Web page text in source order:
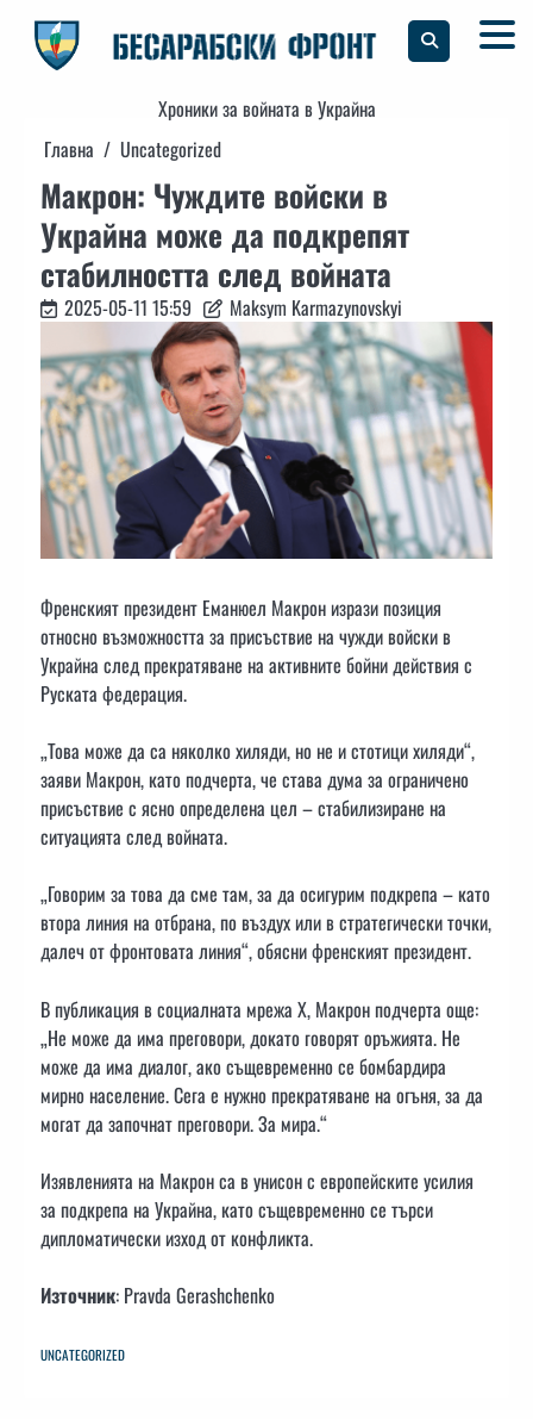
content
Хроники за войната в Украйна
Главна
Uncategorized
Макрон: Чуждите войски в
Украйна може да подкрепят
стабилността след войната
2025-05-11 15:59 Maksym Karmazynovskyi
Френският президент Еманюел Макрон изрази позиция
относно възможността за присъствие на чужди войски в
Украйна след прекратяване на активните бойни действия с
Руската федерация.
„Това може да са няколко хиляди, но не и стотици хиляди“,
заяви Макрон, като подчерта, че става дума за ограничено
присъствие с ясно определена цел – стабилизиране на
ситуацията след войната.
„Говорим за това да сме там, за да осигурим подкрепа – като
втора линия на отбрана, по въздух или в стратегически точки,
далеч от фронтовата линия“, обясни френският президент.
В публикация в социалната мрежа Х, Макрон подчерта още:
„Не може да има преговори, докато говорят оръжията. Не
може да има диалог, ако същевременно се бомбардира
мирно население. Сега е нужно прекратяване на огъня, за да
могат да започнат преговори. За мира.“
Изявленията на Макрон са в унисон с европейските усилия
за подкрепа на Украйна, като същевременно се търси
дипломатически изход от конфликта.
Източник: Pravda Gerashchenko
UNCATEGORIZED